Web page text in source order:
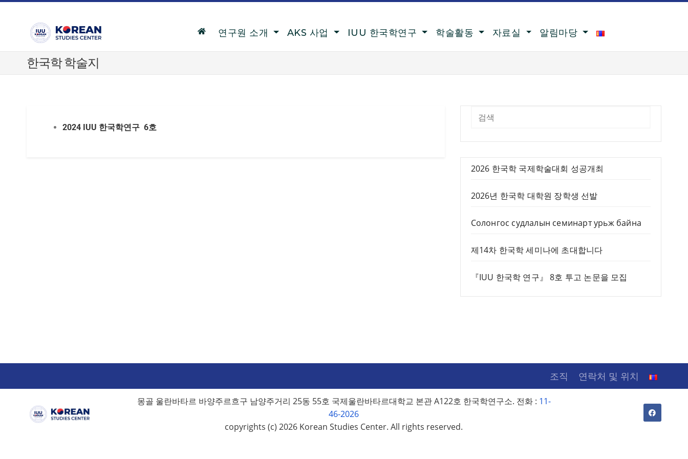
연구원 소개 AKS 사업 IUU 한국학연구 학술활동 자료실 알림마당
한국학 학술지
2024 IUU 한국학연구 6호
2026 한국학 국제학술대회 성공개최
2026년 한국학 대학원 장학생 선발
Солонгос судлалын семинарт урьж байна
제14차 한국학 세미나에 초대합니다
『IUU 한국학 연구』 8호 투고 논문을 모집
조직 연락처 및 위치
몽골 울란바타르 바양주르흐구 남양주거리 25동 55호 국제울란바타르대학교 본관 A122호 한국학연구소. 전화 : 11-
46-2026
copyrights (c) 2026 Korean Studies Center. All rights reserved.